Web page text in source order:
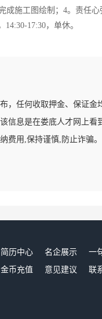
成施工图绘制；4。责任
14:30-17:30，单休。
，任何收取押金、保证金
信息是在娄底人才网上看
费用,保持谨慎,防止诈骗。
简历中心 名企展示 一
金币充值 意见建议 联